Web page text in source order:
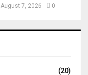
August 7, 2026 0
(20)